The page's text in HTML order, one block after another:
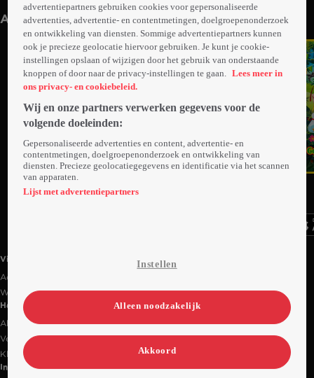
Anderen kijken ook
Ga
naar
Videoland
Actiecode
Werken bij RTL
Handige links
Alle films & series
Veelgestelde vragen
Klantenservice
Informatie
advertentiepartners gebruiken cookies voor gepersonaliseerde
advertenties, advertentie- en contentmetingen, doelgroepenonderzoek
en ontwikkeling van diensten. Sommige advertentiepartners kunnen
ook je precieze geolocatie hiervoor gebruiken. Je kunt je cookie-
instellingen opslaan of wijzigen door het gebruik van onderstaande
knoppen of door naar de privacy-instellingen te gaan.
Lees meer in
ons privacy- en cookiebeleid.
Wij en onze partners verwerken gegevens voor de
volgende doeleinden:
Gepersonaliseerde advertenties en content, advertentie- en
contentmetingen, doelgroepenonderzoek en ontwikkeling van
diensten. Precieze geolocatiegegevens en identificatie via het scannen
van apparaten.
Lijst met advertentiepartners
Instellen
Alleen noodzakelijk
Akkoord